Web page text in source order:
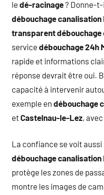
le dé-racinage? Donne-
débouchage canalisation
transparent débouchage
service débouchage 24h
rapide et informations
réponse devrait être oui.
capacité à intervenir
exemple en débouchage
etCastelnau-le-Lez,
La confiance se voit
débouchage canalisation
protège les zones de
montre les images de